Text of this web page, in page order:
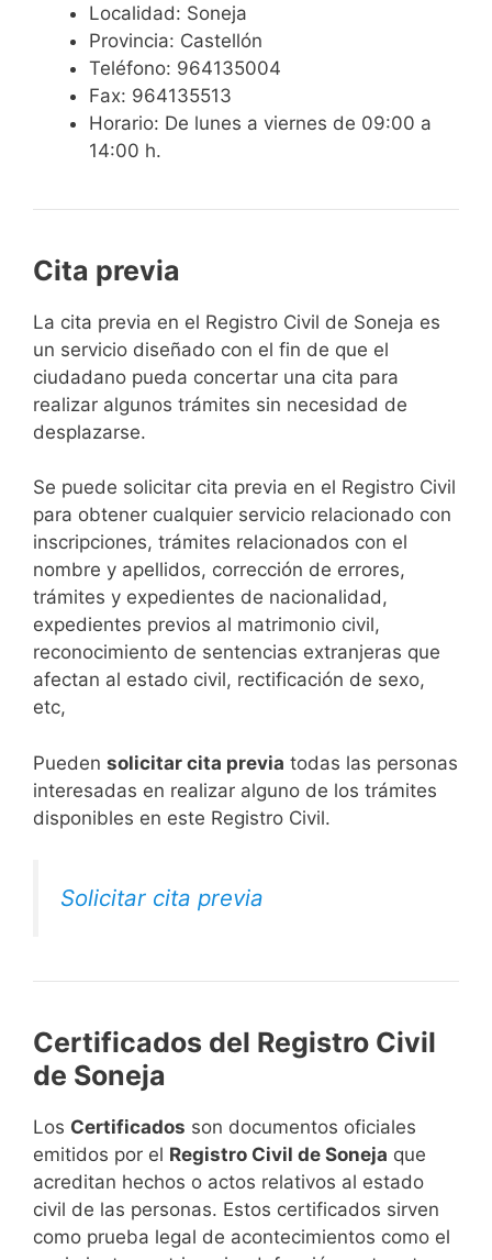
Localidad: Soneja
Provincia: Castellón
Teléfono: 964135004
Fax: 964135513
Horario: De lunes a viernes de 09:00 a
14:00 h.
Cita previa
​​​​​​​​​​​​​​​​​​​​​​​​​​​​La cita previa en el Registro Civil de Soneja es
un servicio diseñado con el fin de que el
ciudadano pueda concertar una cita para
realizar algunos trámites sin necesidad de
desplazarse.​
Se puede solicitar cita previa en el Registro Civil
para obtener cualquier servicio relacionado con
inscripciones, trámites relacionados con el
nombre y apellidos, corrección de errores,
trámites y expedientes de nacionalidad,
expedientes previos al matrimonio civil,
reconocimiento de sentencias extranjeras que
afectan al estado civil, rectificación de sexo,
etc,
​Pueden solicitar cita previa todas las personas
interesadas en realizar alguno de los trámites
disponibles en este Registro Civil.​
Solicitar cita previa
Certificados del Registro Civil
de Soneja
Los Certificados son documentos oficiales
emitidos por el Registro Civil de Soneja que
acreditan hechos o actos relativos al estado
civil de las personas. Estos certificados sirven
como prueba legal de acontecimientos como el